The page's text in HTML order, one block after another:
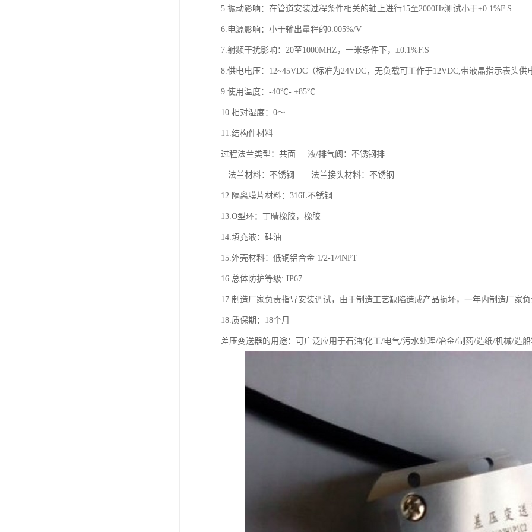
5.振动影响：在管道安装过程条件相关的轴上进行15至2000Hz测试小于±0.1%F.S
6.电源影响：小于输出量程的0.005%/V
7.射频干扰影响：20至1000MHZ，一米条件下，±0.1%F.S
8.供电电压：12~45VDC（标准为24VDC，无负载可工作于12VDC,带液晶指示表头供
9.使用温度：-40℃- +85℃
10.相对湿度：0～
11.结构件材料
过程法兰类型：共面 液/排气阀：不锈钢排
法兰材料：不锈钢 法兰接头材料：不锈钢
12.隔离膜片材料：316L不锈钢
13.O型环：丁晴橡胶，橡胶
14.填充液：硅油
15.外壳材料：低铜铝合金 1/2-1/4NPT
16.总体防护等级: IP67
17.制造厂家负责指导安装调试，由于制造工艺缺陷造成产品损坏，一年内制造厂家负
18.质保期：18个月
差压变送器的用途：可广泛应用于石油/化工/电气/污水处理/冶金/制药/造纸/机械/造船